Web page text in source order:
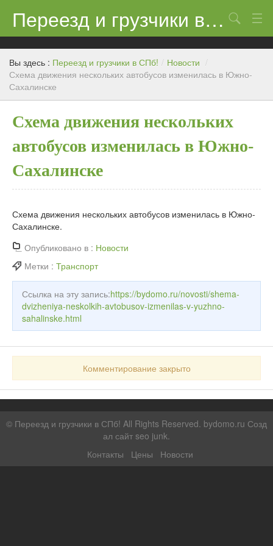
Переезд и грузчики в СПб!
Контакты
Цены
Новости
Поиск
Вы здесь : Переезд и грузчики в СПб! / Новости /
Схема движения нескольких автобусов изменилась в Южно-
Сахалинске
Схема движения нескольких
автобусов изменилась в Южно-
Сахалинске
Схема движения нескольких автобусов изменилась в Южно-
Сахалинске.
Опубликовано в : Новости
Метки : Транспорт
Ссылка на эту запись:https://bydomo.ru/novosti/shema-
dvizheniya-neskolkih-avtobusov-izmenilas-v-yuzhno-
sahalinske.html
Комментирование закрыто
© Переезд и грузчики в СПб! All Rights Reserved. bydomo.ru Созд
ал сайт seo junk.
Контакты
Цены Новости